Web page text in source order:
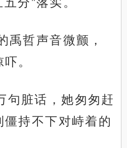
禹哲声音微颤，
。
句脏话，她匆匆赶
僵持不下对峙着的